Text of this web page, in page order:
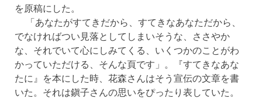
を原稿にした。
「あなたがすてきだから、すてきなあなただから、
でなければつい見落としてしまいそうな、ささやか
な、それでいて心にしみてくる、いくつかのことがわ
かっていただける、そんな頁です」。『すてきなあな
たに』を本にした時、花森さんはそう宣伝の文章を書
いた。それは鎭子さんの思いをぴったり表していた。